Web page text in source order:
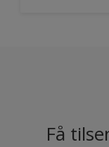
Få